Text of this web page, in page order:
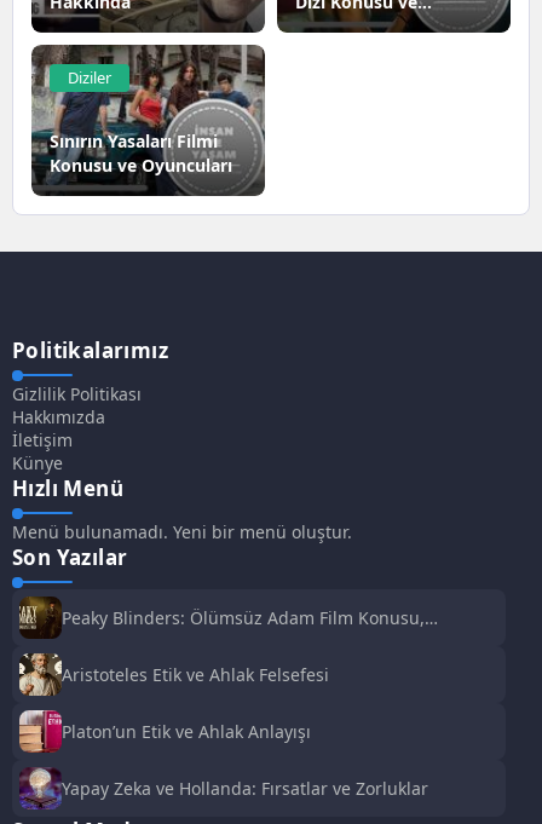
Oyuncuları | Netflix
Diziler
Sınırın Yasaları Filmi
Konusu ve Oyuncuları
Politikalarımız
Gizlilik Politikası
Hakkımızda
İletişim
Künye
Hızlı Menü
Menü bulunamadı. Yeni bir menü oluştur.
Son Yazılar
Peaky Blinders: Ölümsüz Adam Film Konusu,
Aristoteles Etik ve Ahlak Felsefesi
Platon’un Etik ve Ahlak Anlayışı
Yapay Zeka ve Hollanda: Fırsatlar ve Zorluklar